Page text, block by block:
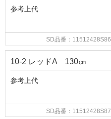
参考上代
SD品番：11512428S86
10-2 レッドA 130㎝
参考上代
SD品番：11512428S87